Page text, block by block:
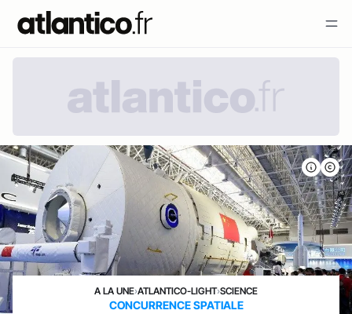
A LA UNE›ATLANTICO-LIGHT›SCIENCE
CONCURRENCE SPATIALE